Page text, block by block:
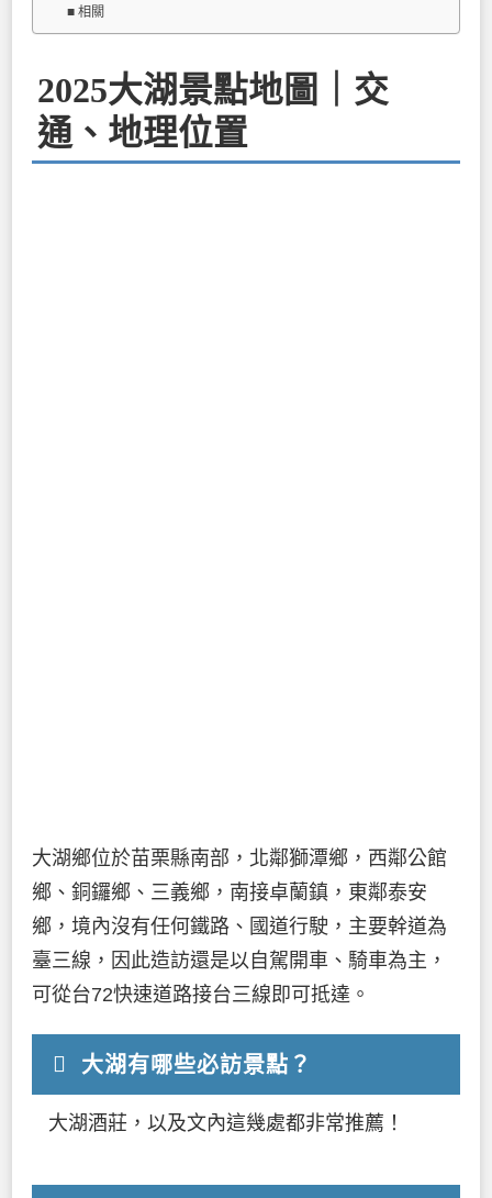
相關
2025大湖景點地圖｜交
通、地理位置
大湖鄉位於苗栗縣南部，北鄰獅潭鄉，西鄰公館
鄉、銅鑼鄉、三義鄉，南接卓蘭鎮，東鄰泰安
鄉，境內沒有任何鐵路、國道行駛，主要幹道為
臺三線，因此造訪還是以自駕開車、騎車為主，
可從台72快速道路接台三線即可抵達。
大湖有哪些必訪景點？
大湖酒莊，以及文內這幾處都非常推薦！